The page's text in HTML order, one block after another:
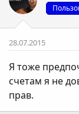
28.07.2015
Я тоже
счетам я не
прав.